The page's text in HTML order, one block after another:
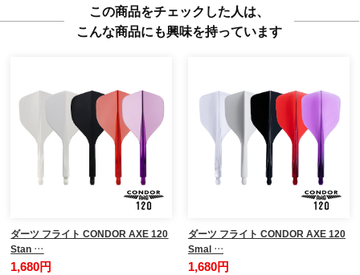
この商品をチェックした人は、
こんな商品にも興味を持っています
ダーツ フライト CONDOR AXE 120
Stan …
1,680円
ダーツ フライト CONDOR AXE 120
Smal …
1,680円